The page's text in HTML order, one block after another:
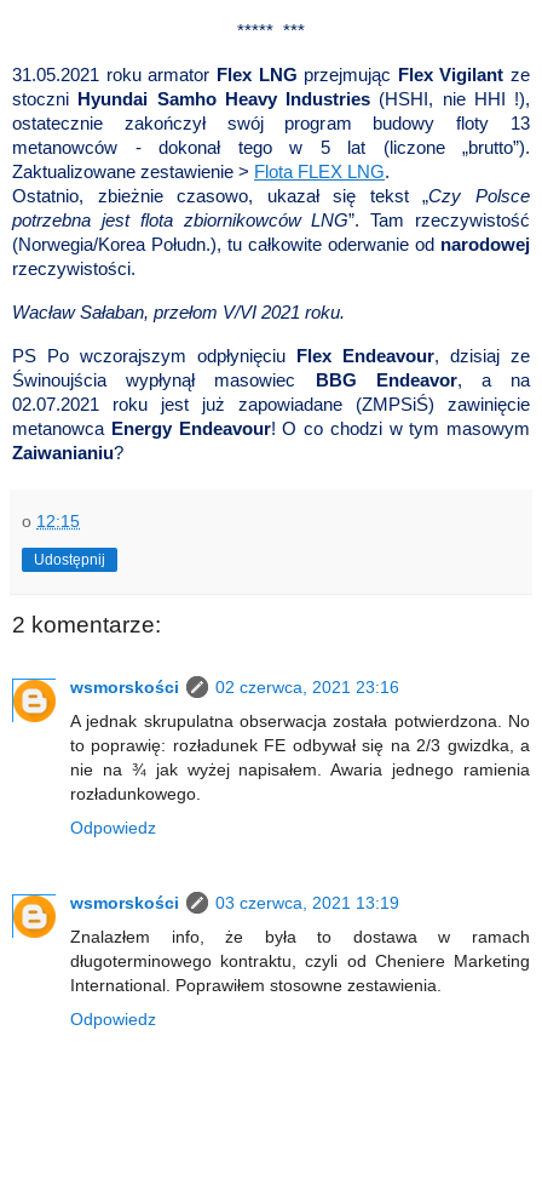
***** ***
31.05.2021 roku armator Flex LNG przejmując Flex Vigilant ze
stoczni
Hyundai Samho Heavy Industries (HSHI, nie HHI !),
ostatecznie zakończył swój program budowy floty 13
metanowców - dokonał tego w 5 lat (liczone „brutto”).
Zaktualizowane zestawienie > Flota FLEX LNG.
Ostatnio, zbieżnie czasowo, ukazał się tekst „Czy Polsce
potrzebna jest flota zbiornikowców LNG”. Tam rzeczywistość
(Norwegia/Korea Połudn.), tu całkowite oderwanie od narodowej
rzeczywistości.
Wacław Sałaban, przełom V/VI 2021 roku.
PS Po wczorajszym odpłynięciu Flex Endeavour, dzisiaj ze
Świnoujścia wypłynął masowiec
BBG Endeavor, a na
02.07.2021 roku jest już zapowiadane (ZMPSiŚ) zawinięcie
metanowca Energy Endeavour! O co chodzi w tym masowym
Zaiwanianiu?
o 12:15
Udostępnij
2 komentarze:
wsmorskości
02 czerwca, 2021 23:16
A jednak skrupulatna obserwacja została potwierdzona. No
to poprawię: rozładunek FE odbywał się na 2/3 gwizdka, a
nie na ¾ jak wyżej napisałem. Awaria jednego ramienia
rozładunkowego.
Odpowiedz
wsmorskości
03 czerwca, 2021 13:19
Znalazłem info, że była to dostawa w ramach
długoterminowego kontraktu, czyli od Cheniere Marketing
International. Poprawiłem stosowne zestawienia.
Odpowiedz